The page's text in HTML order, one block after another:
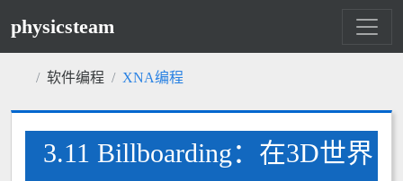
physicsteam
软件编程 XNA编程
3.11 Billboarding：在3D世界